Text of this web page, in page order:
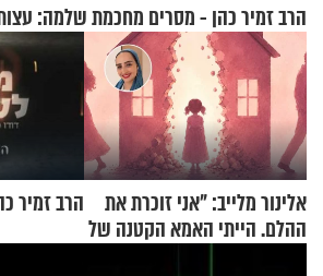
הרב זמיר כהן - מסרים מחכמת שלמה:
אלינור מלייב: "אני זוכרת את
ההלם. הייתי האמא הקטנה של
הרב זמיר